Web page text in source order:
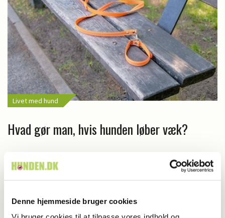
Denne hjemmeside bruger cookies
Livet med hund
Hvad gør man, hvis hunden løber væk?